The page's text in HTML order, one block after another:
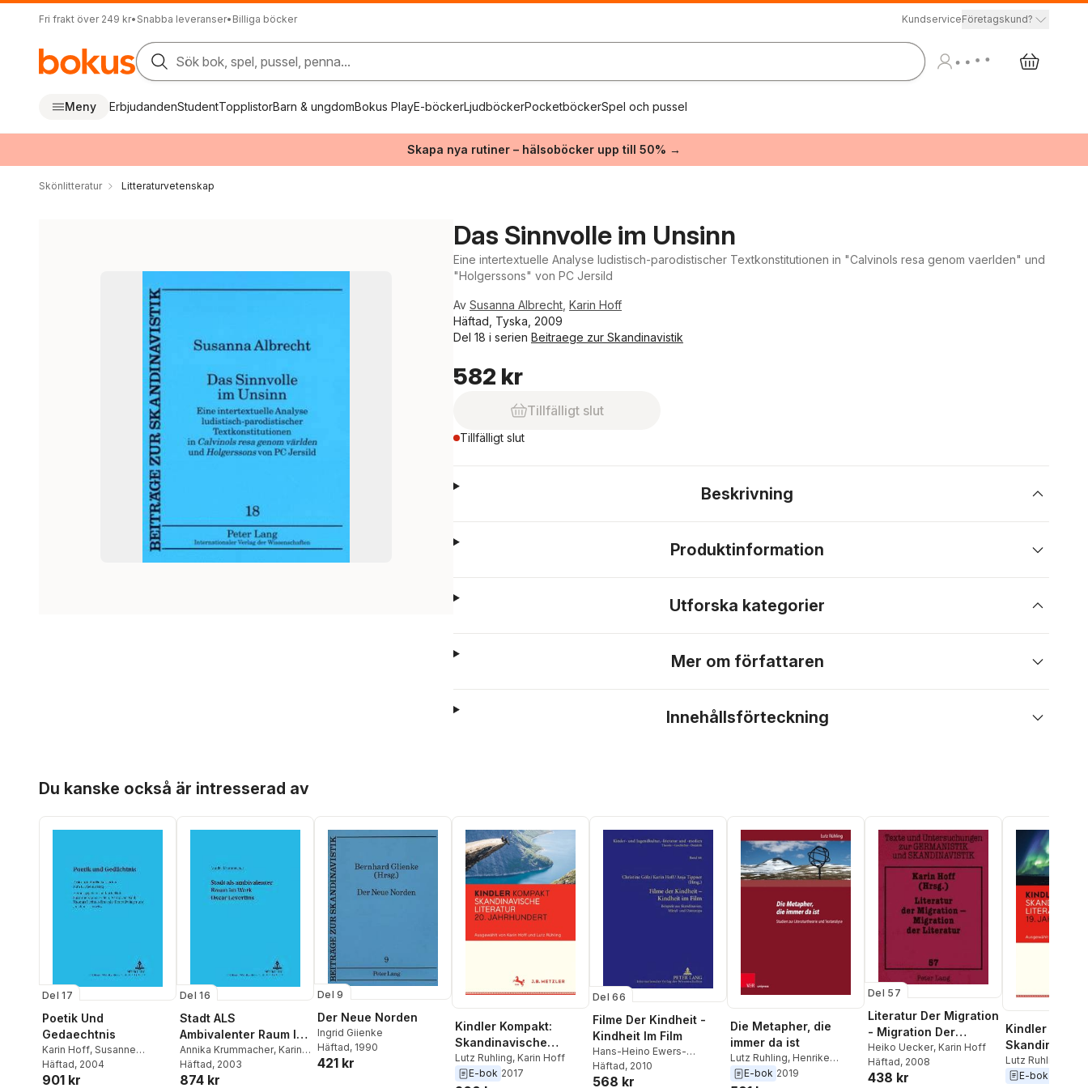
Fri frakt över 249 kr• Snabba leveranser• Billiga böcker KundserviceFöretagskund?
Sök bok, spel, pussel, penna...
Meny ErbjudandenStudentTopplistorBarn & ungdomBokus PlayE-böckerLjudböckerPocketböckerSpel och pussel
Skapa nya rutiner – hälsoböcker upp till 50% →
Skönlitteratur Litteraturvetenskap
Das Sinnvolle im Unsinn
Eine intertextuelle Analyse ludistisch-parodistischer Textkonstitutionen in "Calvinols resa genom vaerlden" und
"Holgerssons" von PC Jersild
Av Susanna Albrecht Karin Hoff
Häftad, Tyska, 2009
Del 18 i serien Beitraege zur Skandinavistik
582 kr
Tillfälligt slut
Tillfälligt slut
Beskrivning
Produktinformation
Utforska kategorier
Mer om författaren
Innehållsförteckning
Du kanske också är intresserad av
Del 17
Poetik Und
Gedaechtnis
Karin Hoff, Susanne
Kramarz-Bein
Nahl, Thomas Fechner-
Häftad, 2004
901 kr
Del 16
Stadt ALS
Ambivalenter Raum Im
Werk Oscar Levertins
Annika Krummacher, Karin
Hoff
Häftad, 2003
874 kr
Del 9
Der Neue Norden
Ingrid Giienke
Häftad, 1990
421 kr
Kindler Kompakt:
Skandinavische
Literatur 20.
Jahrhundert
Lutz Ruhling, Karin Hoff
E-bok 2017
Del 66
Filme Der Kindheit -
Kindheit Im Film
Hans-Heino Ewers-
Uhlmann,Christine Gölz
Karin Hoff
Häftad, 2010
568 kr
Die Metapher, die
immer da ist
Lutz Ruhling, Henrike
Furstenberg,Klaus Boldl
E-bok 2019
Del 57
Literatur Der Migration
- Migration Der
Literatur
Heiko Uecker, Karin Hoff
Häftad, 2008
438 kr
Kindler
Literatur, 19.
Jahrhundert
Lutz Ruhling
E-bok